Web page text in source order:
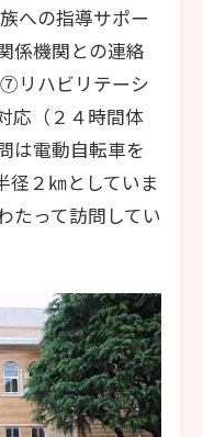
への指導サポー
係機関との連絡
リハビリテーシ
応（２４時間体
は電動自転車を
径２㎞としていま
たって訪問してい